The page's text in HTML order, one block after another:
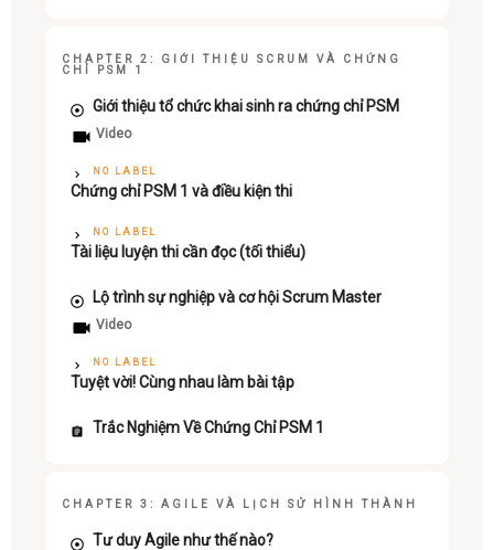
CHAPTER 2: GIỚI THIỆU SCRUM VÀ CHỨNG
CHỈ PSM 1
Giới thiệu tổ chức khai sinh ra chứng chỉ PSM
Video
NO LABEL
Chứng chỉ PSM 1 và điều kiện thi
NO LABEL
Tài liệu luyện thi cần đọc (tối thiểu)
Lộ trình sự nghiệp và cơ hội Scrum Master
Video
NO LABEL
Tuyệt vời! Cùng nhau làm bài tập
Trắc Nghiệm Về Chứng Chỉ PSM 1
CHAPTER 3: AGILE VÀ LỊCH SỬ HÌNH THÀNH
Tư duy Agile như thế nào?